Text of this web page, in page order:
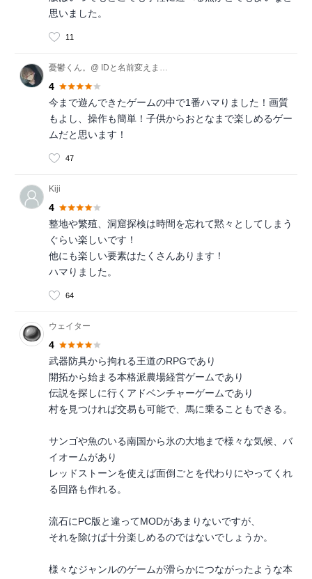
思いました。
11
憂鬱くん。@ IDと名前変えました。
4
今まで遊んできたゲームの中で1番ハマりました！画質
もよし、操作も簡単！子供からおとなまで楽しめるゲー
ムだと思います！
47
Kiji
4
整地や繁殖、洞窟探検は時間を忘れて黙々としてしまう
ぐらい楽しいです！
他にも楽しい要素はたくさんあります！
ハマりました。
64
ウェイター
4
武器防具から拘れる王道のRPGであり
開拓から始まる本格派農場経営ゲームであり
伝説を探しに行くアドベンチャーゲームであり
村を見つければ交易も可能で、馬に乗ることもできる。
サンゴや魚のいる南国から氷の大地まで様々な気候、バ
イオームがあり
レッドストーンを使えば面倒ごとを代わりにやってくれ
る回路も作れる。
流石にPC版と違ってMODがあまりないですが、
それを除けば十分楽しめるのではないでしょうか。
様々なジャンルのゲームが滑らかにつながったような本